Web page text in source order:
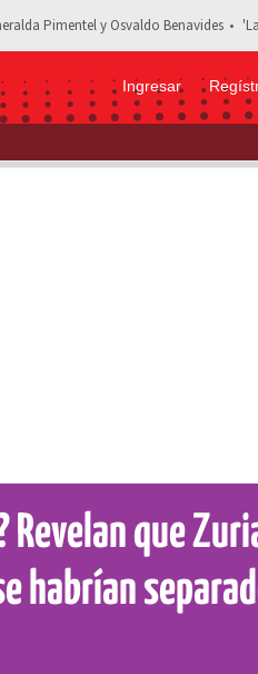
Pimentel y Osvaldo Benavides
Ingresar
Vega y Alberto Guerra se
Revelan que
habrían